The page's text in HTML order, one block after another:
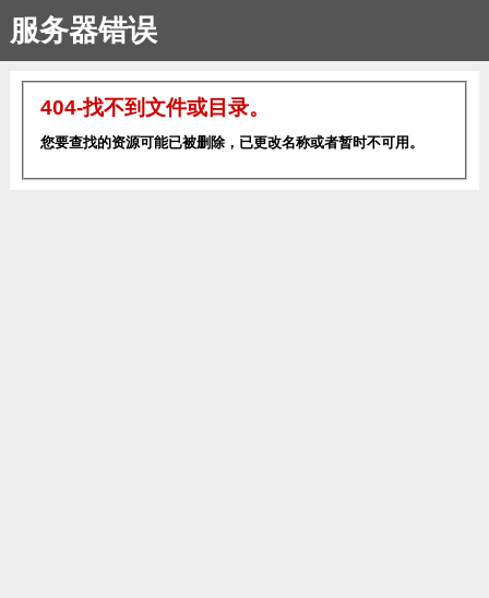
服务器错误
404-找不到文件或目录。
您要查找的资源可能已被删除，已更改名称或者暂时不可用。